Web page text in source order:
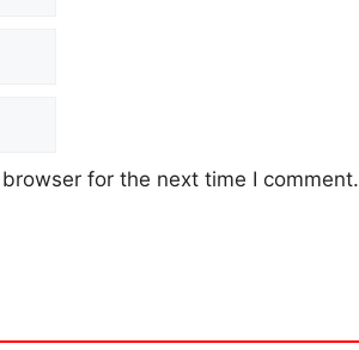
for the next time I comment.